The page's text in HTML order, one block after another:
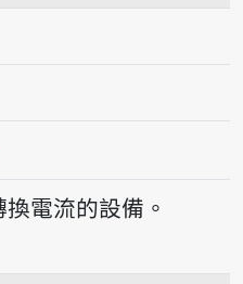
放音讀khai-kuan
電流的設備。